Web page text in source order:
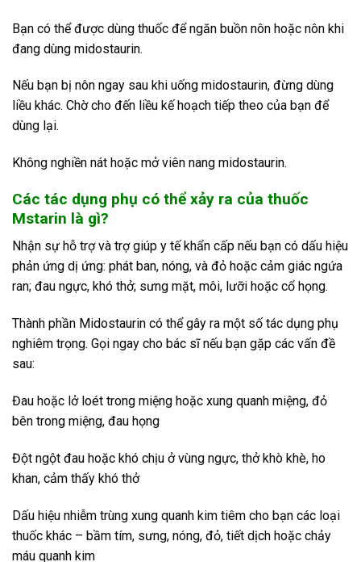
Bạn có thể được dùng thuốc để ngăn buồn nôn hoặc nôn khi
đang dùng midostaurin.
Nếu bạn bị nôn ngay sau khi uống midostaurin, đừng dùng
liều khác. Chờ cho đến liều kế hoạch tiếp theo của bạn để
dùng lại.
Không nghiền nát hoặc mở viên nang midostaurin.
Các tác dụng phụ có thể xảy ra của thuốc
Mstarin là gì?
Nhận sự hỗ trợ và trợ giúp y tế khẩn cấp nếu bạn có dấu hiệu
phản ứng dị ứng: phát ban, nóng, và đỏ hoặc cảm giác ngứa
ran; đau ngực, khó thở; sưng mặt, môi, lưỡi hoặc cổ họng.
Thành phần Midostaurin có thể gây ra một số tác dụng phụ
nghiêm trọng. Gọi ngay cho bác sĩ nếu bạn gặp các vấn đề
sau:
Đau hoặc lở loét trong miệng hoặc xung quanh miệng, đỏ
bên trong miệng, đau họng
Đột ngột đau hoặc khó chịu ở vùng ngực, thở khò khè, ho
khan, cảm thấy khó thở
Dấu hiệu nhiễm trùng xung quanh kim tiêm cho bạn các loại
thuốc khác – bầm tím, sưng, nóng, đỏ, tiết dịch hoặc chảy
máu quanh kim